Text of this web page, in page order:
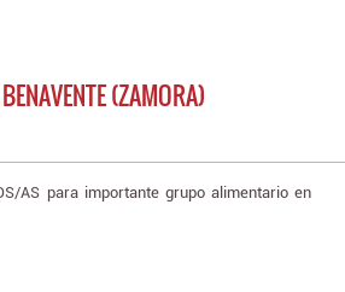
(ZAMORA)
AS para importante grupo alimentario en